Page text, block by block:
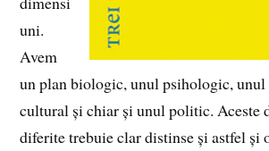
uni.
Avem
un plan biologic, unul psihologic,
cultural și chiar și unul politic. Aceste
diferite trebuie clar distinse și astfel și